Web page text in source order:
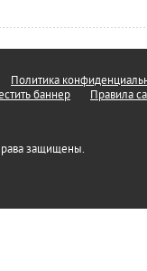
Политика
баннер Правила
защищены.